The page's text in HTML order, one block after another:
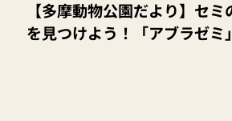
【多摩動物公園だより】セ
を見つけよう！「アブラゼミ」